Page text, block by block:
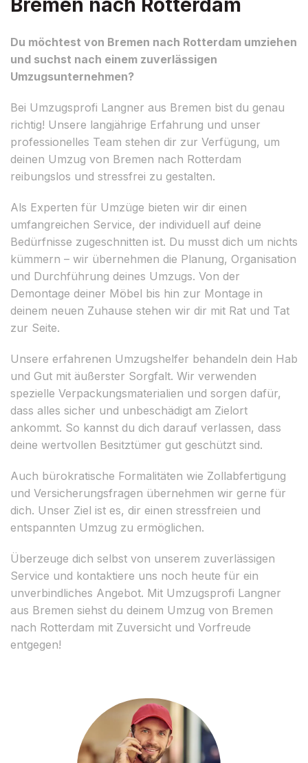
Bremen nach Rotterdam
Du möchtest von Bremen nach Rotterdam umziehen
und suchst nach einem zuverlässigen
Umzugsunternehmen?
Bei Umzugsprofi Langner aus Bremen bist du genau
richtig! Unsere langjährige Erfahrung und unser
professionelles Team stehen dir zur Verfügung, um
deinen Umzug von Bremen nach Rotterdam
reibungslos und stressfrei zu gestalten.
Als Experten für Umzüge bieten wir dir einen
umfangreichen Service, der individuell auf deine
Bedürfnisse zugeschnitten ist. Du musst dich um nichts
kümmern – wir übernehmen die Planung, Organisation
und Durchführung deines Umzugs. Von der
Demontage deiner Möbel bis hin zur Montage in
deinem neuen Zuhause stehen wir dir mit Rat und Tat
zur Seite.
Unsere erfahrenen Umzugshelfer behandeln dein Hab
und Gut mit äußerster Sorgfalt. Wir verwenden
spezielle Verpackungsmaterialien und sorgen dafür,
dass alles sicher und unbeschädigt am Zielort
ankommt. So kannst du dich darauf verlassen, dass
deine wertvollen Besitztümer gut geschützt sind.
Auch bürokratische Formalitäten wie Zollabfertigung
und Versicherungsfragen übernehmen wir gerne für
dich. Unser Ziel ist es, dir einen stressfreien und
entspannten Umzug zu ermöglichen.
Überzeuge dich selbst von unserem zuverlässigen
Service und kontaktiere uns noch heute für ein
unverbindliches Angebot. Mit Umzugsprofi Langner
aus Bremen siehst du deinem Umzug von Bremen
nach Rotterdam mit Zuversicht und Vorfreude
entgegen!